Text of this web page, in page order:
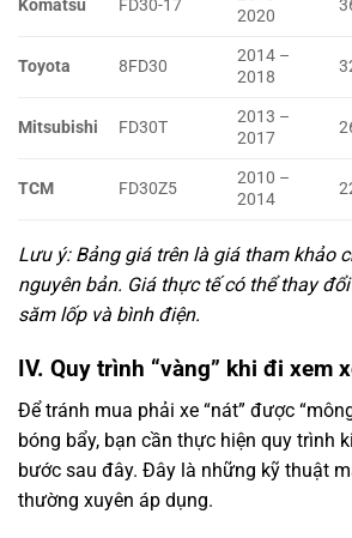
Komatsu FD30-17
2020
Toyota 8FD30
2014 –
2018
Mitsubishi FD30T
2013 –
2017
TCM FD30Z5
2010 –
2014
Lưu ý: Bảng giá trên là giá tham khảo
nguyên bản. Giá thực tế có thể thay
săm lốp và bình điện.
IV. Quy trình “vàng” khi đi xem
Để tránh mua phải xe “nát” được
bóng bẩy, bạn cần thực hiện quy trình
bước sau đây. Đây là những kỹ thuật
thường xuyên áp dụng.